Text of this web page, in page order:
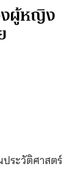
งผู้หญิง
ระวัติศาสตร์